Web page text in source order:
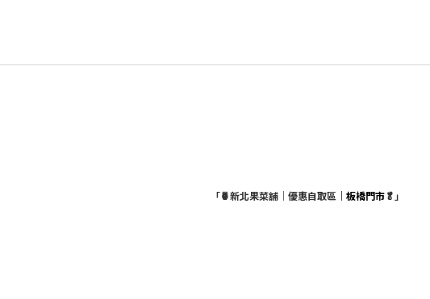
「🍍新北果菜舖｜優惠自取區 ｜板橋門市🥬」